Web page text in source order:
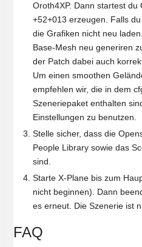
Oroth4XP. Dann startest
+52+013 erzeugen. Falls
die Grafiken nicht neu
Base-Mesh neu generiren
der Patch dabei auch
Um einen smoothen
empfehlen wir, die in dem
Szeneriepaket enthalten
Einstellungen zu benutzen.
Stelle sicher, dass die
People Library sowie das
sind.
Starte X-Plane bis zum
nicht beginnen). Dann
es erneut. Die Szenerie ist
FAQ